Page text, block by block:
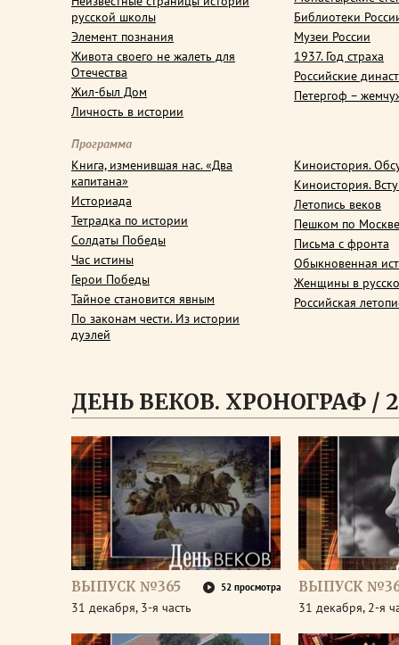
русской школы
Элемент познания
Живота своего не жалеть для
Отечества
Жил-был Дом
Личность в истории
Библиотеки
Музеи России
1937. Год страха
Российские
Петергоф –
Программа
Книга, изменившая нас. «Два
капитана»
Историада
Тетрадка по истории
Солдаты Победы
Час истины
Герои Победы
Тайное становится явным
По законам чести. Из истории
дуэлей
Киноистория.
Киноистория.
Летопись веков
Пешком по Москве
Письма с фронта
Обыкновенная
Женщины в
Российская
ДЕНЬ ВЕКОВ. ХРОНОГРАФ /
ВЫПУСК №365 52 просмотра
31 декабря, 3-я часть
ВЫПУСК
31 декабря, 2-я